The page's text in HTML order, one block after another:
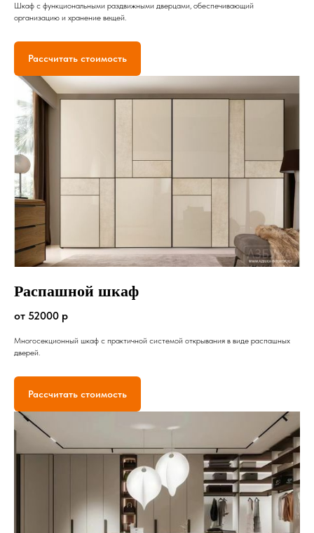
Шкаф с функциональными раздвижными дверцами, обеспечивающий
организацию и хранение вещей.
Рассчитать стоимость
Распашной шкаф
от 52000 р
Многосекционный шкаф с практичной системой открывания в виде распашных
дверей.
Рассчитать стоимость